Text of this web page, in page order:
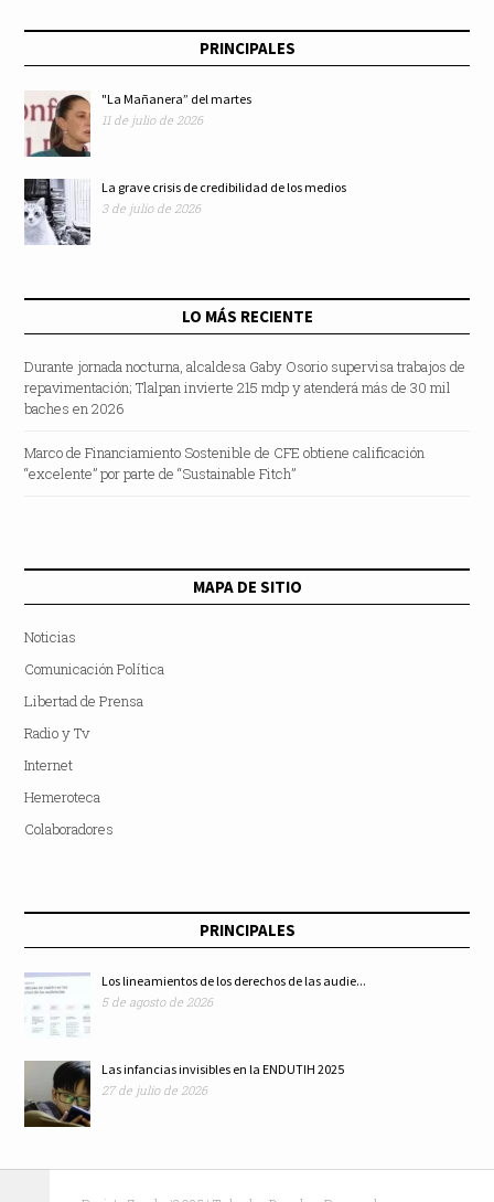
PRINCIPALES
"La Mañanera” del martes
11 de julio de 2026
La grave crisis de credibilidad de los medios
3 de julio de 2026
LO MÁS RECIENTE
Durante jornada nocturna, alcaldesa Gaby Osorio supervisa trabajos de
repavimentación; Tlalpan invierte 215 mdp y atenderá más de 30 mil
baches en 2026
Marco de Financiamiento Sostenible de CFE obtiene calificación
“excelente” por parte de “Sustainable Fitch”
MAPA DE SITIO
Noticias
Comunicación Política
Libertad de Prensa
Radio y Tv
Internet
Hemeroteca
Colaboradores
PRINCIPALES
Los lineamientos de los derechos de las audie...
5 de agosto de 2026
Las infancias invisibles en la ENDUTIH 2025
27 de julio de 2026